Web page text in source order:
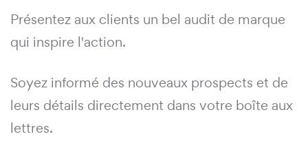
Présentez aux clients un bel audit de marque
qui inspire l'action.
Soyez informé des nouveaux prospects et de
leurs détails directement dans votre boîte aux
lettres.